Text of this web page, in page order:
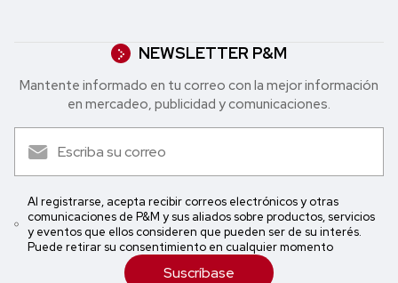
NEWSLETTER P&M
Mantente informado en tu correo con la mejor in formación
en mercadeo, publicidad y comunicaciones.
Al registrarse, acepta recibir correos electrónicos y otras
comunicaciones de P&M y sus aliados sobre productos, servicios
y eventos que ellos consideren que pueden ser de su interés.
Puede retirar su consentimiento en cualquier momento
Suscríbase